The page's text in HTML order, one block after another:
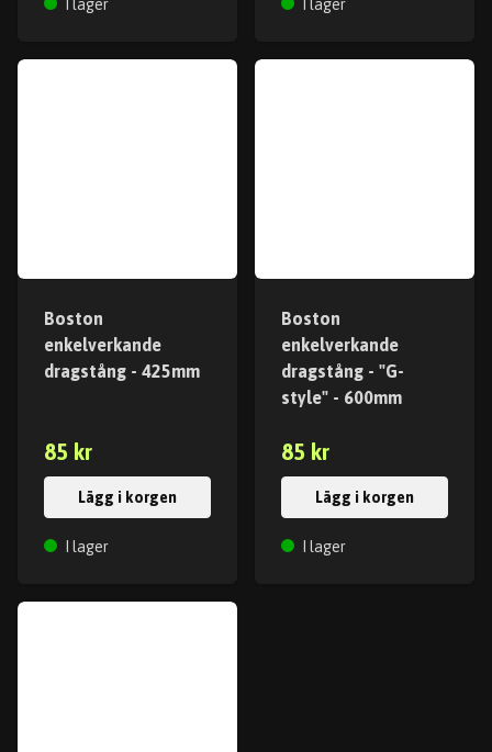
I lager I lager
Boston
enkelverkande
dragstång - 425mm
85 kr
Lägg i korgen
I lager
Boston
enkelverkande
dragstång - "G-
style" - 600mm
85 kr
Lägg i korgen
I lager